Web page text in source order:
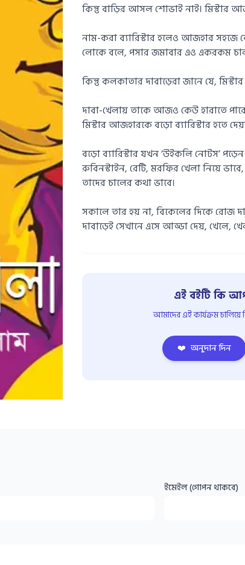
কিন্তু বাড়ির আসল শোভাই নাই। মিস্টার
নাম-করা ব্যারিস্টার হলেও আজহার সহজে
লোকে বলে, পসার জমাবার এও একরকম
কিন্তু কলকাতার দাবাড়েরা জানে যে,
দাবা-খেলায় তাকে আজও কেউ হারাতে
মিস্টার আজহারকে বড়ো ব্যারিস্টার হতে
বড়ো ব্যারিস্টার যখন ‘উইকলি নোটস’
রুবিনস্টাইন, রেটি, মরফির খেলা নিয়ে
তাদের চালের কথা ভাবে।
সকালে তার হয় না, বিকেলের দিকে রোজ
দাবাড়েই সেখানে এসে আড্ডা দেয়, খেলে,
এই বইটি কি
আমাদের এই কার্যক্রম
❤️ অনুদান দিন
ইমেইল (গোপন থাকবে)